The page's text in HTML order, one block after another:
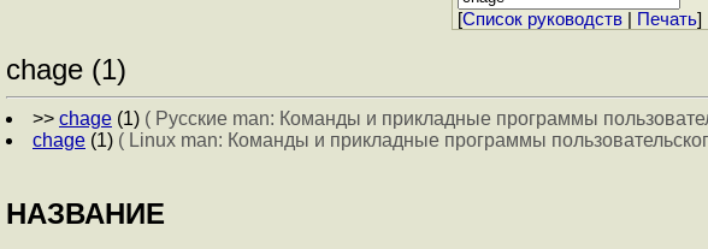
[Cписок руководств| Печать]
chage (1)
>> chage (1) ( Русские man: Команды и прикладные программы
chage (1) ( Linux man: Команды и прикладные программы
НАЗВАНИЕ